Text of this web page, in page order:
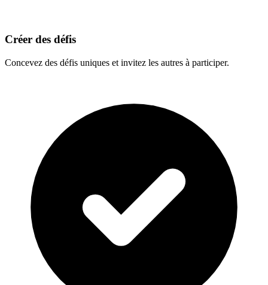
Créer des défis
Concevez des défis uniques et invitez les autres à participer.